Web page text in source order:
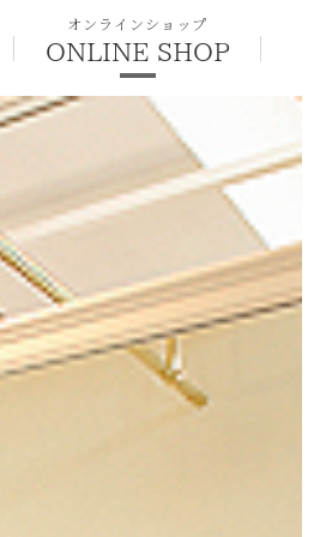
オンラインショップ
ONLINE SHOP